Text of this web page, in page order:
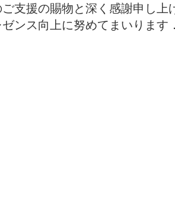
支援の賜物と深く感謝申し上
ンス向上に努めてまいります